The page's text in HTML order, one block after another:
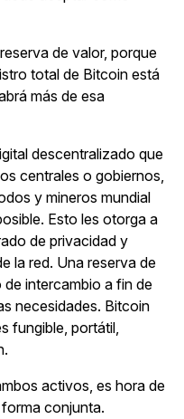
de valor, porque
total de Bitcoin está
más de esa
descentralizado que
centrales o gobiernos,
y mineros mundial
Esto les otorga a
de privacidad y
la red. Una reserva de
de intercambio a fin de
necesidades. Bitcoin
fungible, portátil,
activos, es hora de
conjunta.